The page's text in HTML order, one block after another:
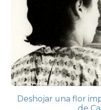
Deshojar una flor